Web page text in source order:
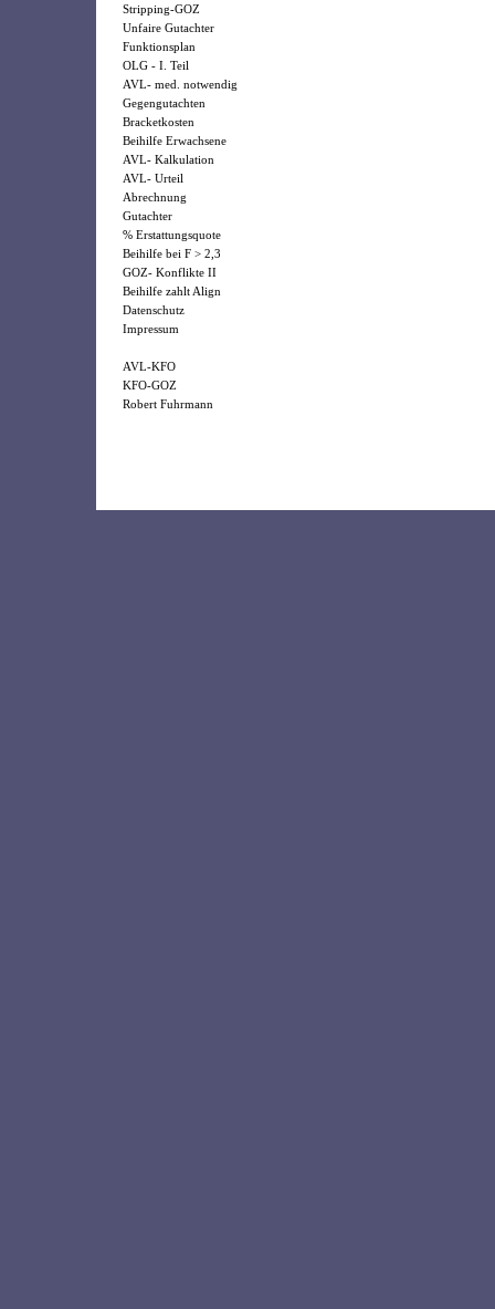
Stripping-GOZ
Unfaire Gutachter
Funktionsplan
OLG - I. Teil
AVL- med. notwendig
Gegengutachten
Bracketkosten
Beihilfe Erwachsene
AVL- Kalkulation
AVL- Urteil
Abrechnung
Gutachter
% Erstattungsquote
Beihilfe bei F > 2,3
GOZ- Konflikte II
Beihilfe zahlt Align
Datenschutz
Impressum
AVL-KFO
KFO-GOZ
Robert Fuhrmann